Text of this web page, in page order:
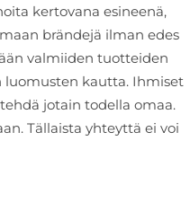
kertovana esineenä,
brändejä ilman edes
valmiiden tuotteiden
luomusten kautta. Ihmiset
jotain todella omaa.
Tällaista yhteyttä ei voi